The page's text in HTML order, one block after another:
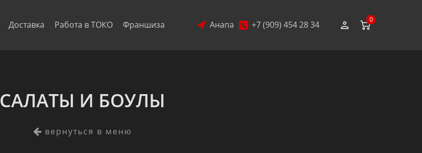
Доставка Работа в ТОКО Франшиза Анапа +7 (909) 454 28 34 0
САЛАТЫ И БОУЛЫ
вернуться в меню